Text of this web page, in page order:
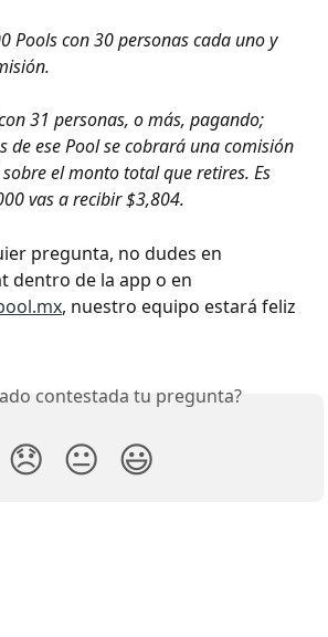
Pools con 30 personas cada uno y
31 personas, o más, pagando;
de ese Pool se cobrará una comisión
el monto total que retires. Es
vas a recibir $3,804.
pregunta, no dudes en
dentro de la app o en
, nuestro equipo estará feliz
contestada tu pregunta?
😞 😐 😃